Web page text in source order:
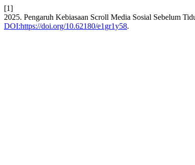
[1]
2025. Pengaruh Kebiasaan Scroll Media Sosial Sebelum
DOI:https://doi.org/10.62180/e1gr1y58.